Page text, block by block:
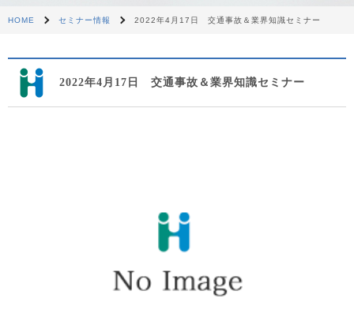
HOME セミナー情報 2022年4月17日 交通事故＆業界知識セミナー
2022年4月17日 交通事故＆業界知識セミナー